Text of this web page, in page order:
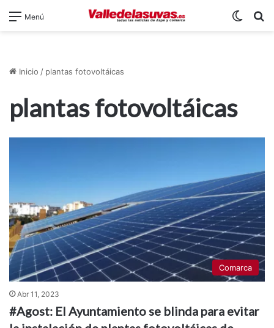
Menú
Inicio / plantas fotovoltáicas
plantas fotovoltáicas
Comarca
Abr 11, 2023
#Agost: El Ayuntamiento se blinda para evitar